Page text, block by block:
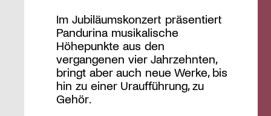
Im Jubiläumskonzert präsentiert
Pandurina musikalische
Höhepunkte aus den
vergangenen vier Jahrzehnten,
bringt aber auch neue Werke, bis
hin zu einer Uraufführung, zu
Gehör.